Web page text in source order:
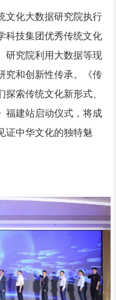
文化大数据研究院执行
科技集团优秀传统文化
研究院利用大数据等现
究和创新性传承。《传
索传统文化新形式、
福建站启动仪式，将成
证中华文化的独特魅